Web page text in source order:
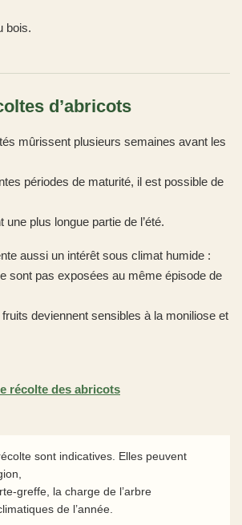
bois.
d’abricots
mûrissent plusieurs semaines avant les
périodes de maturité, il est possible de
plus longue partie de l’été.
aussi un intérêt sous climat humide :
sont pas exposées au même épisode de
deviennent sensibles à la moniliose et
récolte des abricots
sont indicatives. Elles peuvent
greffe, la charge de l’arbre
de l’année.